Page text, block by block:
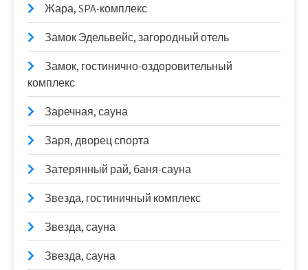
Жара, SPA-комплекс
Замок Эдельвейс, загородный отель
Замок, гостинично-оздоровительный
комплекс
Заречная, сауна
Заря, дворец спорта
Затерянный рай, баня-сауна
Звезда, гостиничный комплекс
Звезда, сауна
Звезда, сауна